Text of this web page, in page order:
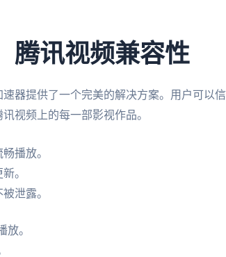
腾讯视频兼容性
器提供了一个完美的解决方案。用户可以信
视频上的每一部影视作品。
播放。
。
泄露。
放。